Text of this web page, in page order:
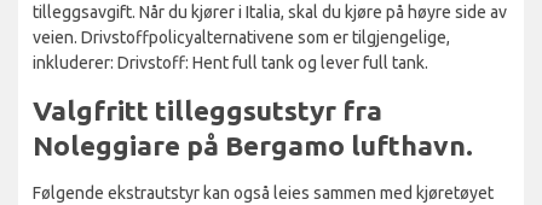
tilleggsavgift. Når du kjører i Italia, skal du kjøre på høyre side av
veien. Drivstoffpolicyalternativene som er tilgjengelige,
inkluderer: Drivstoff: Hent full tank og lever full tank.
Valgfritt tilleggsutstyr fra
Noleggiare på Bergamo lufthavn.
Følgende ekstrautstyr kan også leies sammen med kjøretøyet